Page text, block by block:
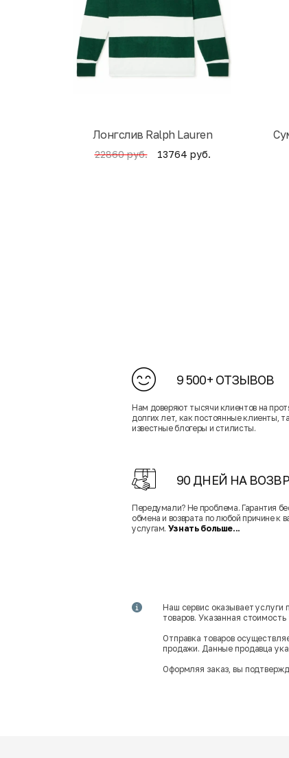
Лонгслив Ralph Lauren
22860 руб. 13764 руб.
9 500+ ОТЗЫВОВ
Нам доверяют тысячи клиентов на
долгих лет, как постоянные клиенты,
известные блогеры и стилисты.
90 ДНЕЙ НА
Передумали? Не проблема. Гарантия
обмена и возврата по любой причине к
услугам. Узнать больше...
Наш сервис оказывает услуги
товаров. Указанная
Отправка товаров
продажи. Данные продавца
Оформляя заказ, вы